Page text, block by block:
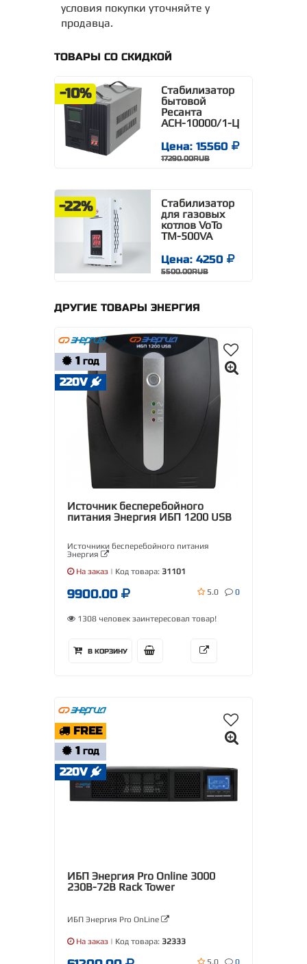
условия покупки уточняйте у
продавца.
ТОВАРЫ СО СКИДКОЙ
-10%
Стабилизатор
бытовой
Ресанта
АСН-10000/1-Ц
Цена: 15560
17290.00RUB
-22%
Стабилизатор
для газовых
котлов VoTo
TM-500VA
Цена: 4250
5500.00RUB
ДРУГИЕ ТОВАРЫ ЭНЕРГИЯ
1 ГОД
220V
Источник бесперебойного
питания Энергия ИБП 1200 USB
Источники бесперебойного питания
Энергия
На заказ | Код товара: 31101
9900.00 5.0 0
1308 человек заинтересовал товар!
В КОРЗИНУ
FREE
1
ГОД
220V
ИБП Энергия Pro Online 3000
230В-72В Rack Tower
ИБП Энергия Pro OnLine
На заказ | Код товара: 32333
5.0 0